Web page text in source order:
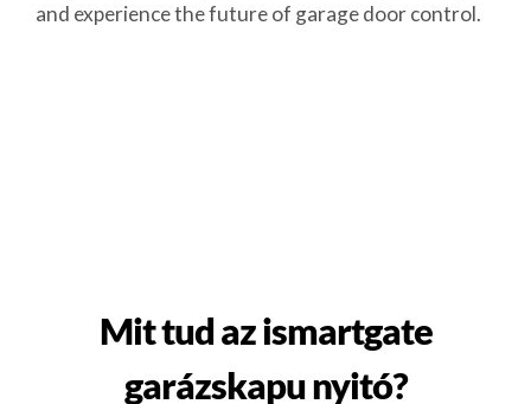
and experience the future of garage door control.
Mit tud az ismartgate
garázskapu nyitó?